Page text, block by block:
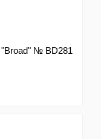
"Broad" № BD281